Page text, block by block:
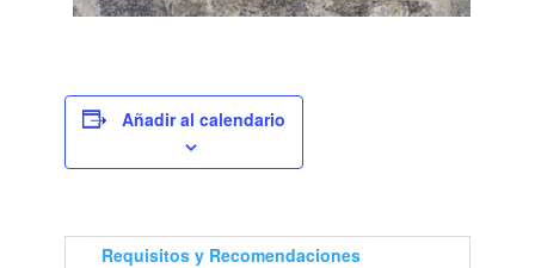
Añadir al calendario
Requisitos y Recomendaciones